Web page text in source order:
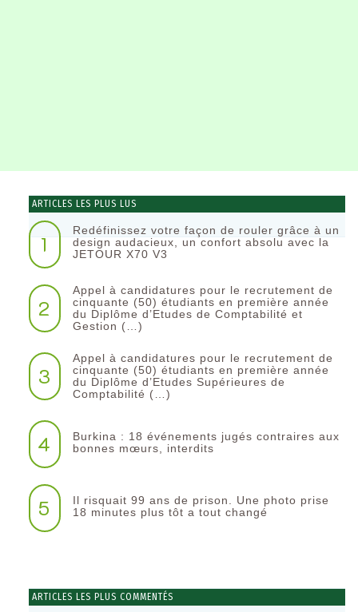
ARTICLES LES PLUS LUS
1
Redéfinissez votre façon de rouler grâce à un
design audacieux, un confort absolu avec la
JETOUR X70 V3
2
Appel à candidatures pour le recrutement de
cinquante (50) étudiants en première année
du Diplôme d’Etudes de Comptabilité et
Gestion (…)
3
Appel à candidatures pour le recrutement de
cinquante (50) étudiants en première année
du Diplôme d’Etudes Supérieures de
Comptabilité (…)
4
Burkina : 18 événements jugés contraires aux
bonnes mœurs, interdits
5
Il risquait 99 ans de prison. Une photo prise
18 minutes plus tôt a tout changé
ARTICLES LES PLUS COMMENTÉS